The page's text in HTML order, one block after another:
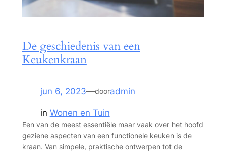
De geschiedenis van een
Keukenkraan
jun 6, 2023—dooradmin
in Wonen en Tuin
Een van de meest essentiële maar vaak over het hoofd
geziene aspecten van een functionele keuken is de
kraan. Van simpele, praktische ontwerpen tot de